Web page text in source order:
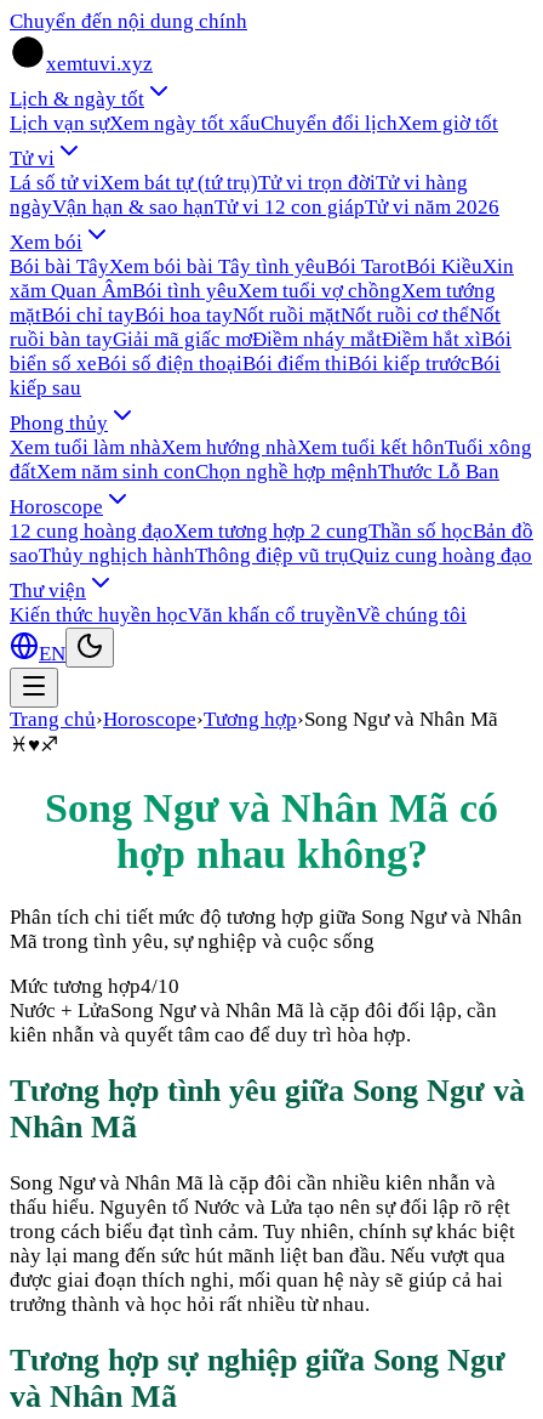
Chuyển đến nội dung chính
xemtuvi.xyz
Lịch & ngày tốt
Lịch vạn sựXem ngày tốt xấuChuyển đổi lịchXem giờ tốt
Tử vi
Lá số tử viXem bát tự (tứ trụ)Tử vi trọn đờiTử vi hàng
ngàyVận hạn & sao hạnTử vi 12 con giápTử vi năm 2026
Xem bói
Bói bài TâyXem bói bài Tây tình yêuBói TarotBói KiềuXin
xăm Quan ÂmBói tình yêuXem tuổi vợ chồngXem tướng
mặtBói chỉ tayBói hoa tayNốt ruồi mặtNốt ruồi cơ thểNốt
ruồi bàn tayGiải mã giấc mơĐiềm nháy mắtĐiềm hắt xìBói
biển số xeBói số điện thoạiBói điểm thiBói kiếp trướcBói
kiếp sau
Phong thủy
Xem tuổi làm nhàXem hướng nhàXem tuổi kết hônTuổi xông
đấtXem năm sinh conChọn nghề hợp mệnhThước Lỗ Ban
Horoscope
12 cung hoàng đạoXem tương hợp 2 cungThần số họcBản đồ
saoThủy nghịch hànhThông điệp vũ trụQuiz cung hoàng đạo
Thư viện
Kiến thức huyền họcVăn khấn cổ truyềnVề chúng tôi
EN
Trang chủ›Horoscope›Tương hợp›Song Ngưvà Nhân Mã
♓♥♐
Song Ngưvà Nhân Mã có
hợp nhau không?
Phân tích chi tiết mức độ tương hợp giữa Song Ngưvà Nhân
Mã trong tình yêu, sự nghiệp và cuộc sống
Mức tương hợp4/10
Nước + LửaSong Ngư và Nhân Mã là cặp đôi đối lập, cần
kiên nhẫn và quyết tâm cao để duy trì hòa hợp.
Tương hợp tình yêu giữa Song Ngư và
Nhân Mã
Song Ngư và Nhân Mã là cặp đôi cần nhiều kiên nhẫn và
thấu hiểu. Nguyên tố Nước và Lửa tạo nên sự đối lập rõ rệt
trong cách biểu đạt tình cảm. Tuy nhiên, chính sự khác biệt
này lại mang đến sức hút mãnh liệt ban đầu. Nếu vượt qua
được giai đoạn thích nghi, mối quan hệ này sẽ giúp cả hai
trưởng thành và học hỏi rất nhiều từ nhau.
Tương hợp sự nghiệp giữa Song Ngư
và Nhân Mã